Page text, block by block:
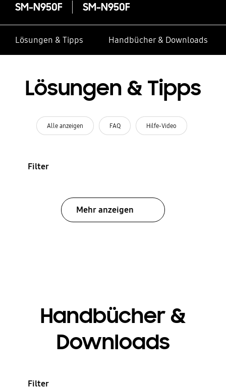
SM-N950F SM-N950F
Lösungen & Tipps Handbücher & Downloads
Lösungen & Tipps
Alle anzeigen FAQ Hilfe-Video
Filter
Mehr anzeigen
Handbücher &
Downloads
Filter